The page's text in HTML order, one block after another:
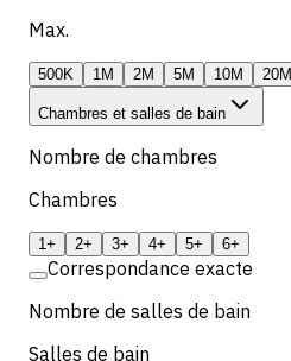
Max.
500K 1M 2M 5M 10M 20M
Chambres et salles de bain
Nombre de chambres
Chambres
1+ 2+ 3+ 4+ 5+ 6+
Correspondance exacte
Nombre de salles de bain
Salles de bain